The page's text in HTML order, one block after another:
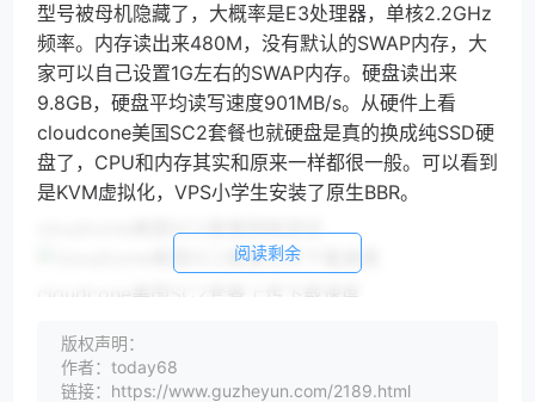
型号被母机隐藏了，大概率是E3处理器，单核2.2GHz
频率。内存读出来480M，没有默认的SWAP内存，大
家可以自己设置1G左右的SWAP内存。硬盘读出来
9.8GB，硬盘平均读写速度901MB/s。从硬件上看
cloudcone美国SC2套餐也就硬盘是真的换成纯SSD硬
盘了，CPU和内存其实和原来一样都很一般。可以看到
是KVM虚拟化，VPS小学生安装了原生BBR。
cloudcone美国SC2套餐网络测试
cloudcone美国SC2套餐上传下载速度
cloudcone美国SC2套餐电信下载速度比较差，大
部分才十几M，上传速度也比较差，几十M的比较多，
不过也有200M左右的；联通用户下载速度要好很多，
阅读剩余
版权声明：
作者：today68
链接：https://www.guzheyun.com/2189.html